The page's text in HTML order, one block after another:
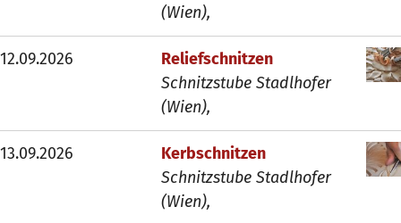
(Wien),
12.09.2026
Reliefschnitzen
Schnitzstube Stadlhofer
(Wien),
13.09.2026
Kerbschnitzen
Schnitzstube Stadlhofer
(Wien),